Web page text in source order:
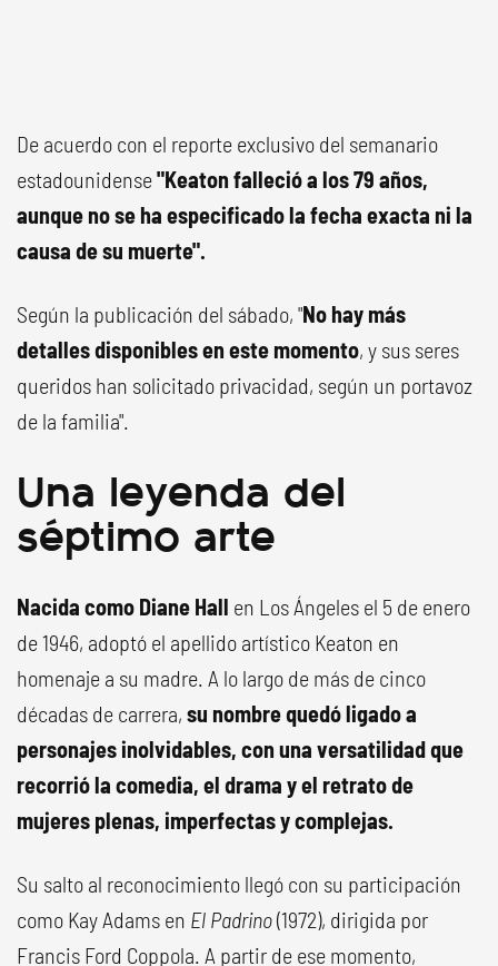
De acuerdo con el reporte exclusivo del semanario
estadounidense"Keaton falleció a los 79 años,
aunque no se ha especificado la fecha exacta ni la
causa de su muerte".
Según la publicación del sábado, "No hay más
detalles disponibles en este momento, y sus seres
queridos han solicitado privacidad, según un portavoz
de la familia".
Una leyenda del
séptimo arte
Nacida como Diane Hall en Los Ángeles el 5 de enero
de 1946, adoptó el apellido artístico Keaton en
homenaje a su madre. A lo largo de más de cinco
décadas de carrera, su nombre quedó ligado a
personajes inolvidables, con una versatilidad que
recorrió la comedia, el drama y el retrato de
mujeres plenas, imperfectas y complejas.
Su salto al reconocimiento llegó con su participación
como Kay Adams en El Padrino(1972), dirigida por
Francis Ford Coppola. A partir de ese momento,